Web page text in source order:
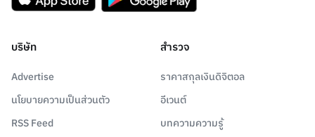
บริษัท
Advertise
นโยบายความเป็นส่วนตัว
RSS Feed
สำรวจ
ราคาสกุลเงินดิจิตอล
อีเวนต์
บทความความรู้